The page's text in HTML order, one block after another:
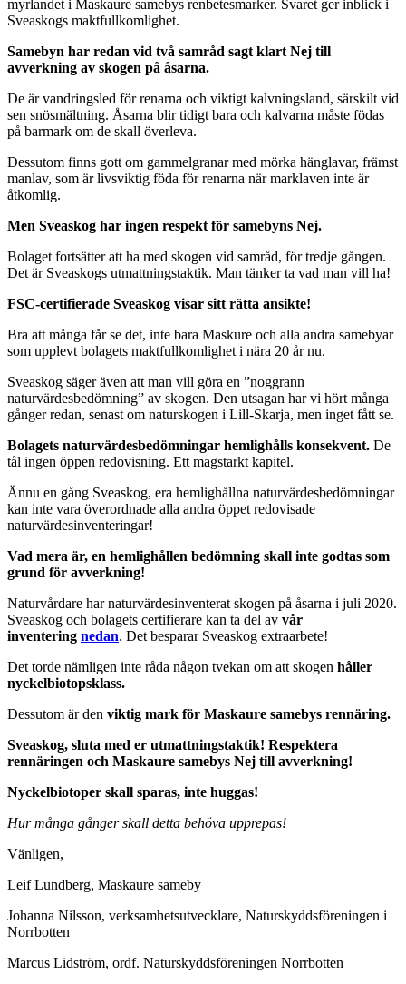
myrlandet i Maskaure samebys renbetesmarker. Svaret ger inblick i
Sveaskogs maktfullkomlighet.
Samebyn har redan vid två samråd sagt klart Nej till
avverkning av skogen på åsarna.
De är vandringsled för renarna och viktigt kalvningsland, särskilt vid
sen snösmältning. Åsarna blir tidigt bara och kalvarna måste födas
på barmark om de skall överleva.
Dessutom finns gott om gammelgranar med mörka hänglavar, främst
manlav, som är livsviktig föda för renarna när marklaven inte är
åtkomlig.
Men Sveaskog har ingen respekt för samebyns Nej.
Bolaget fortsätter att ha med skogen vid samråd, för tredje gången.
Det är Sveaskogs utmattningstaktik. Man tänker ta vad man vill ha!
FSC-certifierade Sveaskog visar sitt rätta ansikte!
Bra att många får se det, inte bara Maskure och alla andra samebyar
som upplevt bolagets maktfullkomlighet i nära 20 år nu.
Sveaskog säger även att man vill göra en ”noggrann
naturvärdesbedömning” av skogen. Den utsagan har vi hört många
gånger redan, senast om naturskogen i Lill-Skarja, men inget fått se.
Bolagets naturvärdesbedömningar hemlighålls konsekvent. De
tål ingen öppen redovisning. Ett magstarkt kapitel.
Ännu en gång Sveaskog, era hemlighållna naturvärdesbedömningar
kan inte vara överordnade alla andra öppet redovisade
naturvärdesinventeringar!
Vad mera är, en hemlighållen bedömning skall inte godtas som
grund för avverkning!
Naturvårdare har naturvärdesinventerat skogen på åsarna i juli 2020.
Sveaskog och bolagets certifierare kan ta del av vår
inventering nedan. Det besparar Sveaskog extraarbete!
Det torde nämligen inte råda någon tvekan om att skogen håller
nyckelbiotopsklass.
Dessutom är den viktig mark för Maskaure samebys rennäring.
Sveaskog, sluta med er utmattningstaktik! Respektera
rennäringen och Maskaure samebys Nej till avverkning!
Nyckelbiotoper skall sparas, inte huggas!
Hur många gånger skall detta behöva upprepas!
Vänligen,
Leif Lundberg, Maskaure sameby
Johanna Nilsson, verksamhetsutvecklare, Naturskyddsföreningen i
Norrbotten
Marcus Lidström, ordf. Naturskyddsföreningen Norrbotten